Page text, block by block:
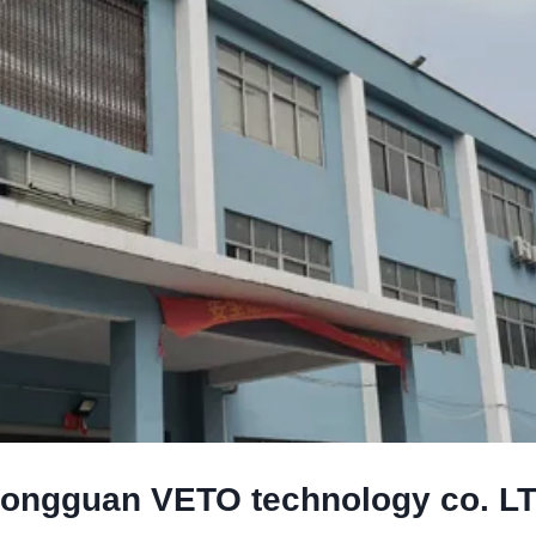
VETO technology co.